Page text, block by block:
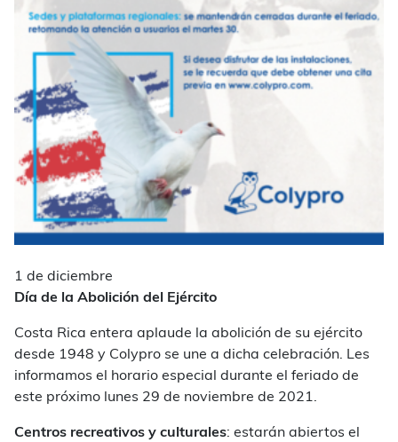
1 de diciembre
Día de la Abolición del Ejército
Costa Rica entera aplaude la abolición de su ejército
desde 1948 y Colypro se une a dicha celebración. Les
informamos el horario especial durante el feriado de
este próximo lunes 29 de noviembre de 2021.
Centros recreativos y culturales: estarán abiertos el